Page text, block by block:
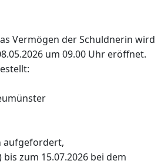
Vermögen der Schuldnerin wird
um 09.00 Uhr eröffnet.
aufgefordert,
zum 15.07.2026 bei dem